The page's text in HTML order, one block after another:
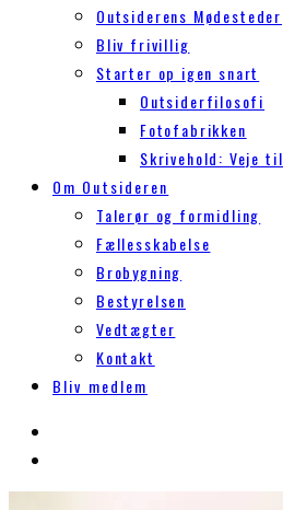
Outsiderens Mødesteder
Bliv frivillig
Starter op igen snart
Outsiderfilosofi
Fotofabrikken
Skrivehold: Veje
Om Outsideren
Talerør og formidling
Fællesskabelse
Brobygning
Bestyrelsen
Vedtægter
Kontakt
Bliv medlem